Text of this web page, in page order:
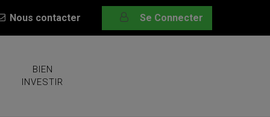
Nous contacter Se Connecter
BIEN
INVESTIR